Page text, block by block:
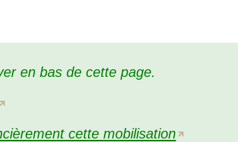
en bas de cette page.
cette mobilisation